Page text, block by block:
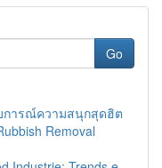
Go
การณ์ความสนุกสุดฮิต
Removal